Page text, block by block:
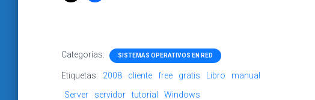
Categorías: SISTEMAS OPERATIVOS EN RED
Etiquetas: 2008 cliente free gratis Libro
manual
Server
servidor tutorial Windows